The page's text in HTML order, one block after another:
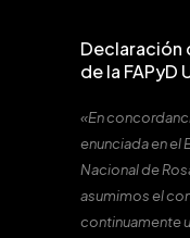
Declaración
de la FAPyD
«En
enunciada en el
Nacional de
asumimos el
continuamente